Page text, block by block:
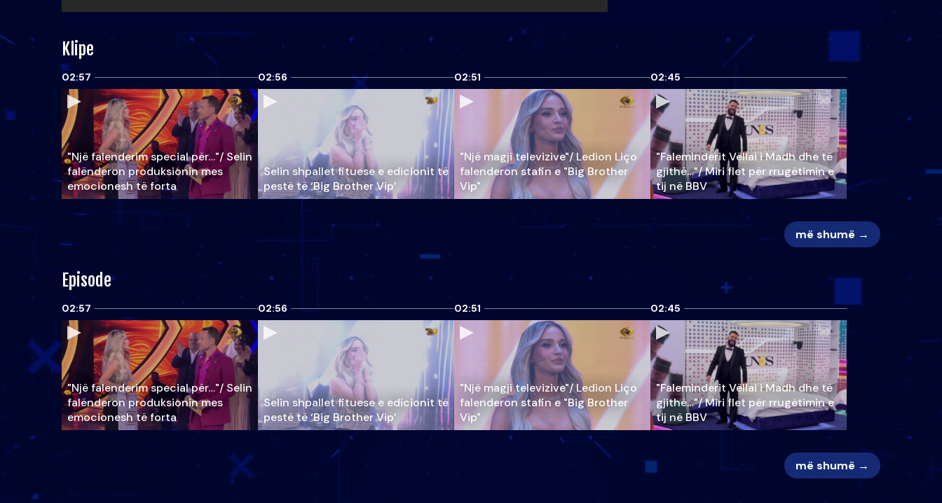
Klipe
02:57
"Një falenderim special për…"/ Selin
falënderon produksionin mes
emocionesh të forta
02:56
Selin shpallet fituese e edicionit të
pestë të ‘Big Brother Vip’
02:51
"Një magji televizive"/ Ledion Liço
falenderon stafin e "Big Brother
Vip"
02:45
"Faleminderit Vëllai i Madh dhe të
gjithë…"/ Miri flet për rrugëtimin e
tij në BBV
më shumë →
Episode
02:57
"Një falenderim special për…"/ Selin
falënderon produksionin mes
emocionesh të forta
02:56
Selin shpallet fituese e edicionit të
pestë të ‘Big Brother Vip’
02:51
"Një magji televizive"/ Ledion Liço
falenderon stafin e "Big Brother
Vip"
02:45
"Faleminderit Vëllai i Madh dhe të
gjithë…"/ Miri flet për rrugëtimin e
tij në BBV
më shumë →